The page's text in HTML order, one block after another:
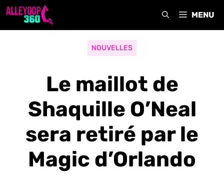
Aller
MENU
NOUVELLES
Le maillot de
Shaquille O’Neal
sera retiré par le
Magic d’Orlando